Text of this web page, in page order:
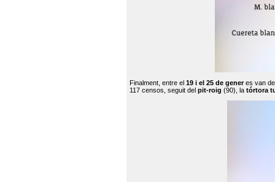
Finalment, entre el 19 i el 25 de generes van
117 censos, seguit del pit-roig (90), la tórtora